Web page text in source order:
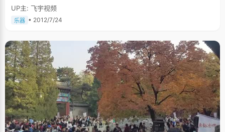
UP主: 飞宇视频
乐器 • 2012/7/24